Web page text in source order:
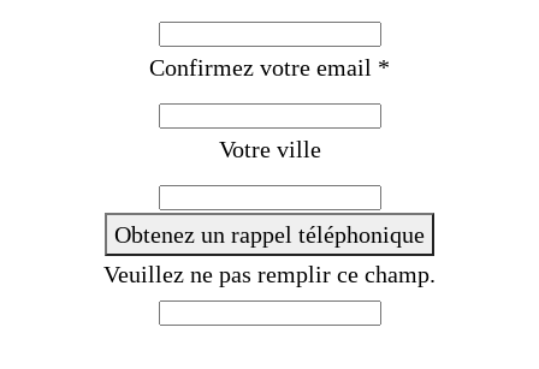
Confirmez votre email *
Votre ville
Obtenez un rappel téléphonique
Veuillez ne pas remplir ce champ.